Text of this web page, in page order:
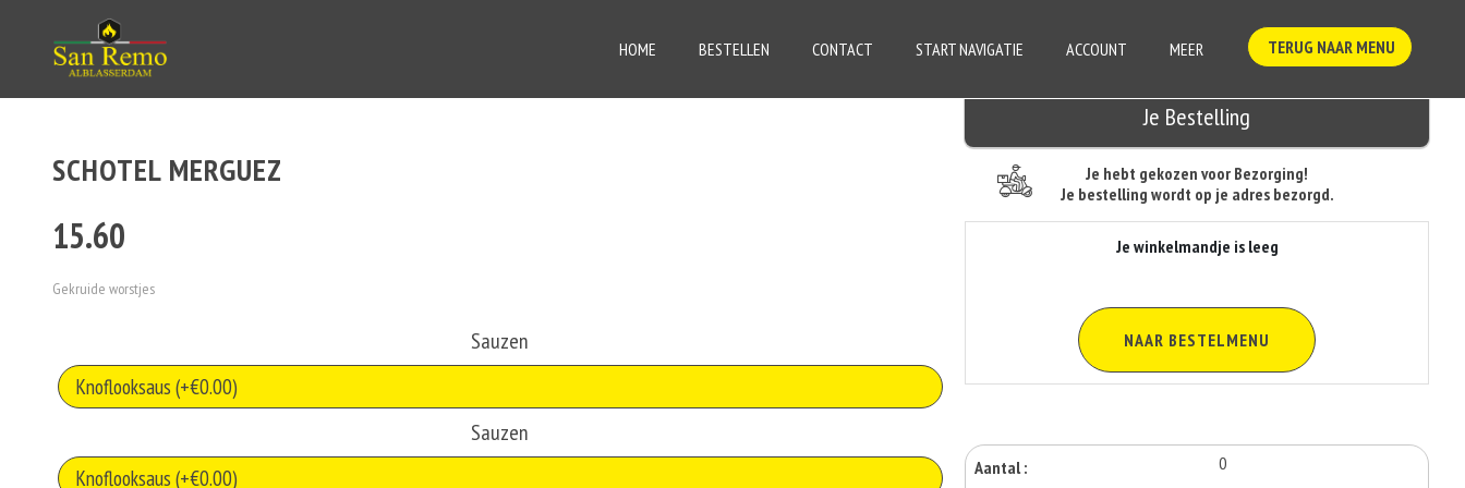
HOME BESTELLEN CONTACT START NAVIGATIE ACCOUNT MEER TERUG NAAR MENU
SCHOTEL MERGUEZ
15.60
Gekruide worstjes
Sauzen
Sauzen
Je hebt gekozen voor Bezorging!
Je bestelling wordt op je adres bezorgd.
Je winkelmandje is leeg
NAAR BESTELMENU
Aantal : 0
Je Bestelling